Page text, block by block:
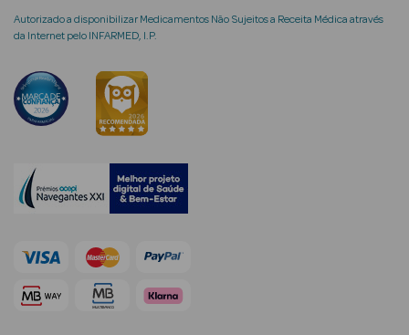
Rosto e
Ver Tudo
Cosmética
Rosto
Hidratantes
Séruns Faciais
Creme de Olhos
Anti-
Autorizado a disponibilizar Medicamentos Não Sujeitos a Receita Médica através
da Internet pelo INFARMED, I.P.